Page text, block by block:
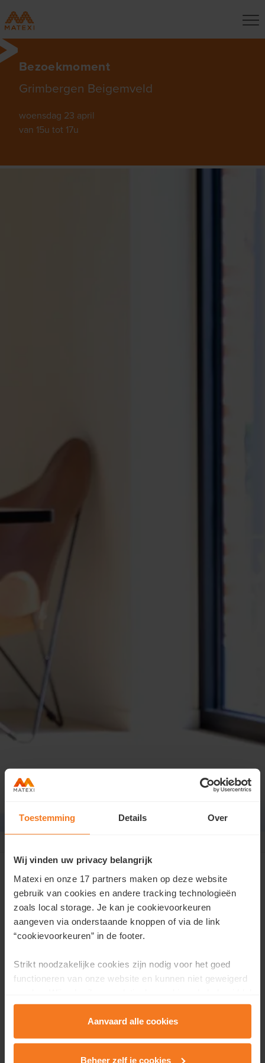
Toestemming Details Over
Wij vinden uw privacy belangrijk
Matexi en onze 17 partners maken op deze website
gebruik van cookies en andere tracking technologieën
zoals local storage. Je kan je cookievoorkeuren
aangeven via onderstaande knoppen of via de link
“cookievoorkeuren” in de footer.
Strikt noodzakelijke cookies zijn nodig voor het goed
functioneren van onze website en kunnen niet geweigerd
om onze website en dienstverlening te verbeteren.
Functionele cookies zorgen ervoor dat je de embedded
video’s van Vimeo kan afspelen en locaties via Google
Aanvaard alle cookies
Beheer zelf je cookies
Bezoekmoment
Grimbergen Beigemveld
woensdag 23 april
van 15u tot 17u
Permanentie op woensdag
Je bent op woensdag van harte welkom om te komen
kijken in onze nieuwe buurt in Grimbergen. We
ontvangen jou graag tussen 15u en 17u in de
kijkwoning.
doorheen de buurt en het woonaanbod.